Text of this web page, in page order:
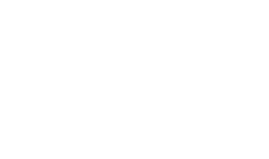
입해 주신 고객님께 진심으로 감사 드리며,
'미래에셋이머징솔루션증권모투자신탁(주
년7월11일 설정된 상기 펀드의 모펀드
장기간 유지되는 경우 안정적인 운용을 위
따라 불가피하게 해당 펀드의 모펀드를 '
펀드와 달리 이머징 펀드 뿐 아니라 선진국
사드리며, 앞으로도 저희 미래에셋자산운용